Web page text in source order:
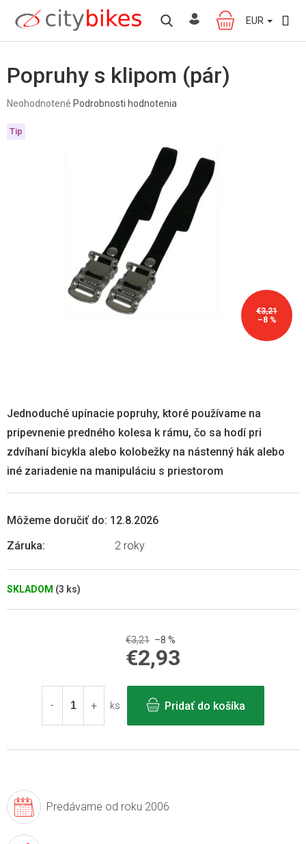
obsah
NÁKUPNÝ
KOŠÍK
EUR
Popruhy s klipom (pár)
Priemerné
produktu
je
Neohodnotené Podrobnosti hodnotenia
€3,21
–8 %
Tip
SKLADOM (3 ks)
Môžeme doručiť do: 12.8.2026
Záruka: 2 roky
Jednoduché upínacie popruhy, ktoré používame na
pripevnenie predného kolesa k rámu, čo sa hodí pri
zdvíhaní bicykla alebo kolobežky na nástenný hák alebo
iné zariadenie na manipuláciu s priestorom
€3,21 –8 %
€2,93
cena:
ks
Pridať do košíka
Predávame od roku 2006